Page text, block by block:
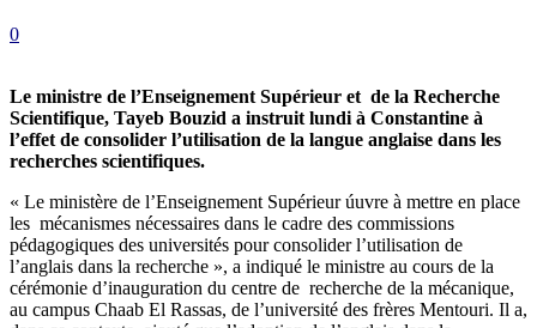
0
Le ministre de l’Enseignement Supérieur et de la Recherche
Scientifique, Tayeb Bouzid a instruit lundi à Constantine à
l’effet de consolider l’utilisation de la langue anglaise dans les
recherches scientifiques.
« Le ministère de l’Enseignement Supérieur úuvre à mettre en place
les mécanismes nécessaires dans le cadre des commissions
pédagogiques des universités pour consolider l’utilisation de
l’anglais dans la recherche », a indiqué le ministre au cours de la
cérémonie d’inauguration du centre de recherche de la mécanique,
au campus Chaab El Rassas, de l’université des frères Mentouri. Il a,